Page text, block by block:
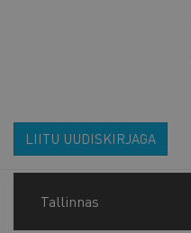
LIITU UUDISKIRJAGA
Tallinnas